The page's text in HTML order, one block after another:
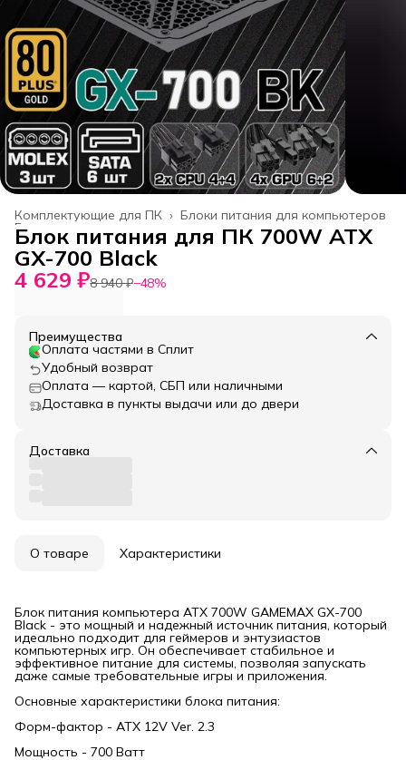
Блоки питания для компьютеров
Комплектующие для ПК ›
Главная
Блок питания для ПК 700W ATX
GX-700 Black
4 629 ₽8 940 ₽−48%
Преимущества
Оплата частями в Сплит
Удобный возврат
Оплата — картой, СБП или наличными
Доставка в пункты выдачи или до двери
Доставка
О товаре Характеристики
Блок питания компьютера ATX 700W GAMEMAX GX-700
Black - это мощный и надежный источник питания, который
идеально подходит для геймеров и энтузиастов
компьютерных игр. Он обеспечивает стабильное и
эффективное питание для системы, позволяя запускать
даже самые требовательные игры и приложения.
Основные характеристики блока питания:
Форм-фактор - ATX 12V Ver. 2.3
Мощность - 700 Ватт